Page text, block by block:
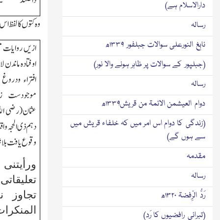
وہ کتوں کا لفظ
ازیں روایات
اوفتادہ
افتراء
موجودست
عثمان(رضی
دہم ذی الحجہ
وقوع یافت
تجاوز
دارالاسلام ہے)
رسالہ
نابغ النورعلی سوالات جبلفور ۱۳۳۹ھ
(جبلپور کے سوالات پر ظاہر ہونے والا نور)
رسالہ
دوام العیشمن الائمۃ من قریش۱۳۳۹ھ
(زندگی کا دوام اس امر میں کہ خلفاء قریش میں
سے ہوں گے)
مقدمہ
رسالہ
رَدُّ الرِّفضۃ ۱۳۲۰ھ
(تبرائی رافضیوں کا رَد)